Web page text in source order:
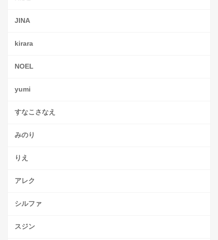
JINA
kirara
NOEL
yumi
すなこさなえ
みのり
りえ
アレク
シルファ
スジン